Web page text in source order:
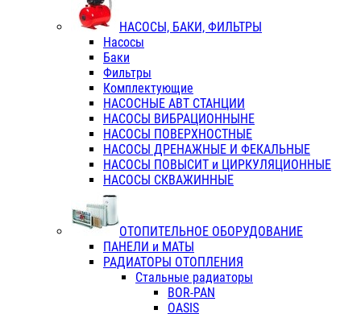
НАСОСЫ, БАКИ, ФИЛЬТРЫ
Насосы
Баки
Фильтры
Комплектующие
НАСОСНЫЕ АВТ СТАНЦИИ
НАСОСЫ ВИБРАЦИОННЫНЕ
НАСОСЫ ПОВЕРХНОСТНЫЕ
НАСОСЫ ДРЕНАЖНЫЕ И ФЕКАЛЬНЫЕ
НАСОСЫ ПОВЫСИТ и ЦИРКУЛЯЦИОННЫЕ
НАСОСЫ СКВАЖИННЫЕ
ОТОПИТЕЛЬНОЕ ОБОРУДОВАНИЕ
ПАНЕЛИ и МАТЫ
РАДИАТОРЫ ОТОПЛЕНИЯ
Стальные радиаторы
BOR-PAN
OASIS